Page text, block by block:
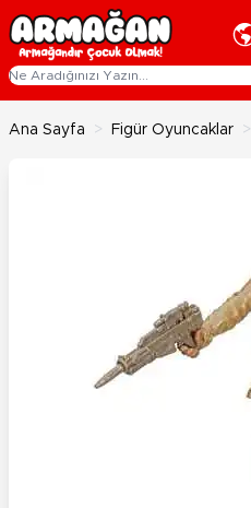
İçeriğe geç
Ana Sayfa > Figür Oyuncaklar >